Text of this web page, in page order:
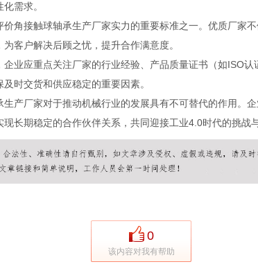
需求。
角接触球轴承生产厂家实力的重要标准之一。优质厂家
客户解决后顾之忧，提升合作满意度。
业应重点关注厂家的行业经验、产品质量证书（如ISO
时交货和供应稳定的重要因素。
产厂家对于推动机械行业的发展具有不可替代的作用。
长期稳定的合作伙伴关系，共同迎接工业4.0时代的挑战与
0
该内容对我有帮助